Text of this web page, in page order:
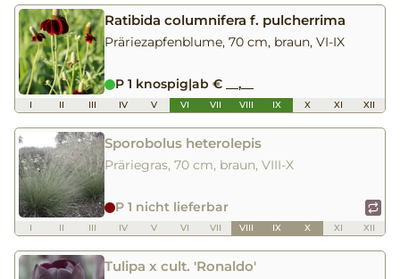
Ratibida columnifera f. pulcherrima
Präriezapfenblume, 70 cm, braun, VI-IX
P 1 knospig|ab € __,__
I II III IV V VI VII VIII IX X XI XII
Sporobolus heterolepis
Präriegras, 70 cm, braun, VIII-X
P 1 nicht lieferbar
I II III IV V VI VII VIII IX X XI XII
Tulipa x cult. 'Ronaldo'